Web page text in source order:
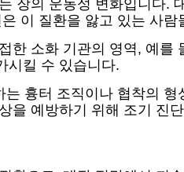
장의 운동성 변화입니다.
이 질환을 앓고 있는 사
소화 기관의 영역, 예
시킬 수 있습니다.
흉터 조직이나 협착의
을 예방하기 위해 조기 진